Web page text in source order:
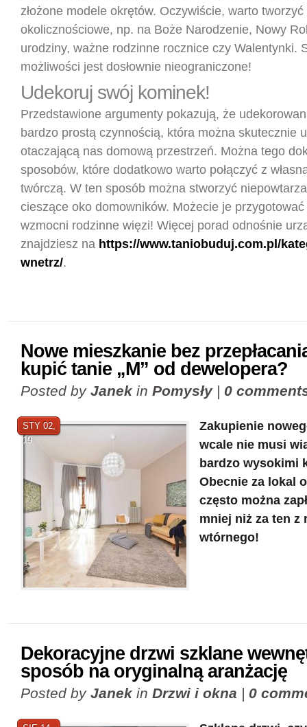
złożone modele okrętów. Oczywiście, warto
okolicznościowe, np. na Boże Narodzenie, Nowy
urodziny, ważne rodzinne rocznice czy Walentynki.
możliwości jest dosłownie nieograniczone!
Udekoruj swój kominek!
Przedstawione argumenty pokazują, że
bardzo prostą czynnością, która można skutecznie
otaczającą nas domową przestrzeń. Można tego
sposobów, które dodatkowo warto połączyć z
twórczą. W ten sposób można stworzyć
cieszące oko domowników. Możecie je
wzmocni rodzinne więzi! Więcej porad odnośnie
znajdziesz na https://www.taniobuduj.com.pl/
wnetrz/.
Nowe mieszkanie bez
kupić tanie „M” od dewelopera?
Posted by Janekin Pomysły| 0
STY 02,
19
Zakupienie
wcale nie musi
bardzo wysokimi
Obecnie za lokal
często można
mniej niż za ten z
wtórnego!
Dekoracyjne drzwi szklane
sposób na oryginalną aranżację
Posted by Janekin Drzwi i okna | 0